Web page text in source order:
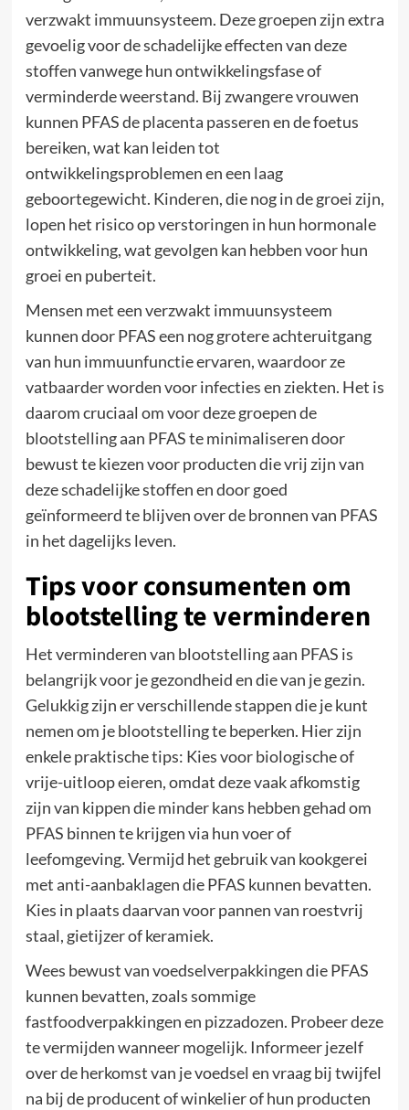
verzwakt immuunsysteem. Deze groepen zijn extra
gevoelig voor de schadelijke effecten van deze
stoffen vanwege hun ontwikkelingsfase of
verminderde weerstand. Bij zwangere vrouwen
kunnen PFAS de placenta passeren en de foetus
bereiken, wat kan leiden tot
ontwikkelingsproblemen en een laag
geboortegewicht. Kinderen, die nog in de groei zijn,
lopen het risico op verstoringen in hun hormonale
ontwikkeling, wat gevolgen kan hebben voor hun
groei en puberteit.
Mensen met een verzwakt immuunsysteem
kunnen door PFAS een nog grotere achteruitgang
van hun immuunfunctie ervaren, waardoor ze
vatbaarder worden voor infecties en ziekten. Het is
daarom cruciaal om voor deze groepen de
blootstelling aan PFAS te minimaliseren door
bewust te kiezen voor producten die vrij zijn van
deze schadelijke stoffen en door goed
geïnformeerd te blijven over de bronnen van PFAS
in het dagelijks leven.
Tips voor consumenten om
blootstelling te verminderen
Het verminderen van blootstelling aan PFAS is
belangrijk voor je gezondheid en die van je gezin.
Gelukkig zijn er verschillende stappen die je kunt
nemen om je blootstelling te beperken. Hier zijn
enkele praktische tips: Kies voor biologische of
vrije-uitloop eieren, omdat deze vaak afkomstig
zijn van kippen die minder kans hebben gehad om
PFAS binnen te krijgen via hun voer of
leefomgeving. Vermijd het gebruik van kookgerei
met anti-aanbaklagen die PFAS kunnen bevatten.
Kies in plaats daarvan voor pannen van roestvrij
staal, gietijzer of keramiek.
Wees bewust van voedselverpakkingen die PFAS
kunnen bevatten, zoals sommige
fastfoodverpakkingen en pizzadozen. Probeer deze
te vermijden wanneer mogelijk. Informeer jezelf
over de herkomst van je voedsel en vraag bij twijfel
na bij de producent of winkelier of hun producten